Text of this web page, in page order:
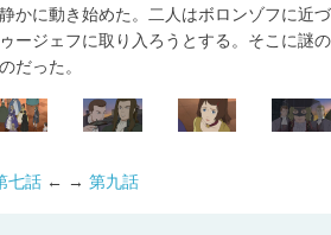
かに動き始めた。二人はボロンゾフに近づ
ージェフに取り入ろうとする。そこに謎の
だった。
七話 ← → 第九話